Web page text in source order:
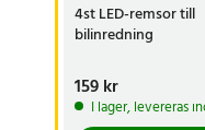
4st LED-remsor till
bilinredning
Pris :159 kr
159 kr
I lager, levereras